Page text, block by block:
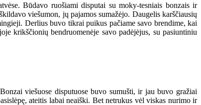
Būdavo ruošiami disputai su moky-tesniais bonzais ir
viešumon, jų pajamos sumažėjo. Daugelis karščiausių
Derlius buvo tikrai puikus pačiame savo brendime, kai
krikščionių bendruomenėje savo padėjėjus, su pasiuntiniu
viešuose disputuose buvo sumušti, ir jau buvo gražiai
ateitis labai neaiški. Bet netrukus vėl viskas nurimo ir